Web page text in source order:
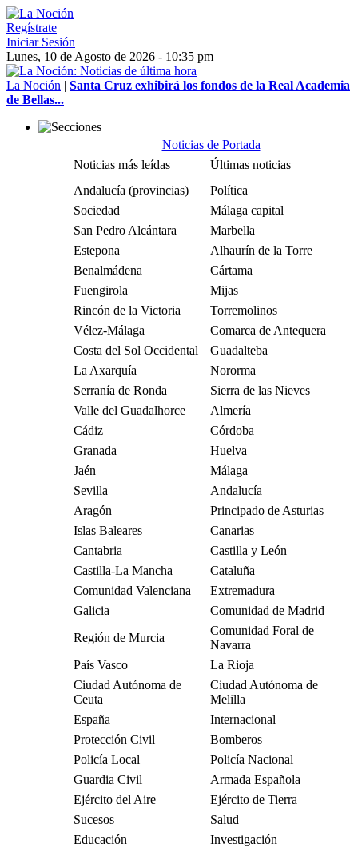
Regístrate
Iniciar Sesión
Lunes, 10 de Agosto de 2026 - 10:35 pm
La Noción | Santa Cruz exhibirá los fondos de la Real Academia
de Bellas...
Noticias de Portada
Noticias más leídas
Últimas noticias
Andalucía (provincias)
Política
Sociedad
Málaga capital
San Pedro Alcántara
Marbella
Estepona
Alhaurín de la Torre
Benalmádena
Cártama
Fuengirola
Mijas
Rincón de la Victoria
Torremolinos
Vélez-Málaga
Comarca de Antequera
Costa del Sol Occidental
Guadalteba
La Axarquía
Nororma
Serranía de Ronda
Sierra de las Nieves
Valle del Guadalhorce
Almería
Cádiz
Córdoba
Granada
Huelva
Jaén
Málaga
Sevilla
Andalucía
Aragón
Principado de Asturias
Islas Baleares
Canarias
Cantabria
Castilla y León
Castilla-La Mancha
Cataluña
Comunidad Valenciana
Extremadura
Galicia
Comunidad de Madrid
Región de Murcia
Comunidad Foral de
Navarra
País Vasco
La Rioja
Ciudad Autónoma de
Ceuta
Ciudad Autónoma de
Melilla
España
Internacional
Protección Civil
Bomberos
Policía Local
Policía Nacional
Guardia Civil
Armada Española
Ejército del Aire
Ejército de Tierra
Sucesos
Salud
Educación
Investigación